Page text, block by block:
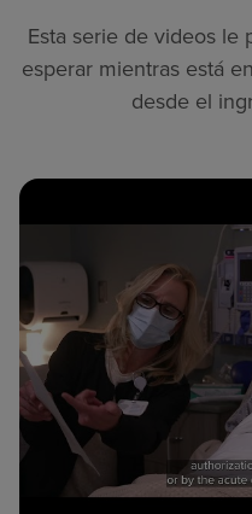
Esta serie de videos le
esperar mientras está
desde el